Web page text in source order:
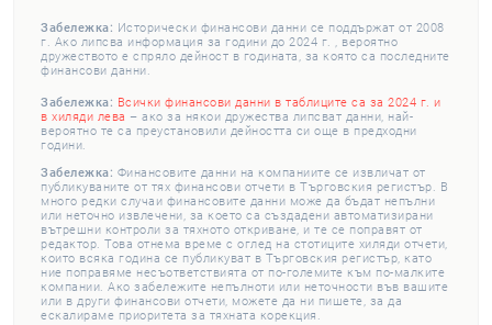
Забележка: Исторически финансови данни се поддържат от 2008
г. Ако липсва информация за години до 2024 г. , вероятно
дружеството е спряло дейност в годината, за която са последните
финансови данни.
Забележка: Всички финансови данни в таблиците са за 2024 г. и
в хиляди лева – ако за някои дружества липсват данни, най-
вероятно те са преустановили дейността си още в предходни
години.
Забележка: Финансовите данни на компаниите се извличат от
публикуваните от тях финансови отчети в Търговския регистър. В
много редки случаи финансовите данни може да бъдат непълни
или неточно извлечени, за което са създадени автоматизирани
вътрешни контроли за тяхното откриване, и те се поправят от
редактор. Това отнема време с оглед на стотиците хиляди отчети,
които всяка година се публикуват в Търговския регистър, като
ние поправяме несъответствията от по-големите към по-малките
компании. Ако забележите непълноти или неточности във вашите
или в други финансови отчети, можете да ни пишете, за да
ескалираме приоритета за тяхната корекция.